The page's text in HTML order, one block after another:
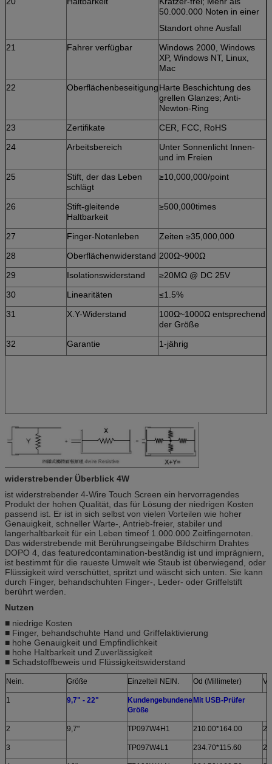
50.000.000 Noten in einer
Standort ohne Ausfall
21
Fahrer verfügbar
Windows 2000, Windows
XP, Windows NT, Linux,
Mac
22
OberflächenbeseitigungHarte Beschichtung des
grellen Glanzes; Anti-
Newton-Ring
23
Zertifikate
CER, FCC, RoHS
24
Arbeitsbereich
Unter Sonnenlicht Innen-
und im Freien
25
Stift, der das Leben
schlägt
≥10,000,000/point
26
Stift-gleitende
Haltbarkeit
≥500,000times
27 Finger-Notenleben
Zeiten ≥35,000,000
28
Oberflächenwiderstand 200Ω~900Ω
29
Isolationswiderstand
≥20MΩ @ DC 25V
30
Linearitäten
≤1.5%
31
X.Y-Widerstand
100Ω~1000Ω entsprechend
der Größe
32
Garantie 1-jährig
widerstrebender Überblick 4W
ist widerstrebender 4-Wire Touch Screen ein hervorragendes
Produkt der hohen Qualität, das für Lösung der niedrigen Kosten
passend ist. Er ist in sich selbst von vielen Vorteilen wie hoher
Genauigkeit, schneller Warte-, Antrieb-freier, stabiler und
langerhaltbarkeit für ein Leben timeof 1.000.000 Zeitfingernoten.
Das widerstrebende mit Berührungseingabe Bildschirm Drahtes
DOPO 4, das featuredcontamination-beständig ist und imprägniern,
ist bestimmt für die raueste Umwelt wie Staub ist überwiegend, oder
Flüssigkeit wird verschüttet, spritzt und wäscht sich unten. Sie kann
durch Finger, behandschuhten Finger-, Leder- oder Griffelstift
berührt werden.
Nutzen
■ niedrige Kosten
■ Finger, behandschuhte Hand und Griffelaktivierung
■ hohe Genauigkeit und Empfindlichkeit
■ hohe Haltbarkeit und Zuverlässigkeit
■ Schadstoffbeweis und Flüssigkeitswiderstand
Nein. Größe Einzelteil NEIN. Od (Millimeter)
1 9,7" - 22"
Kundengebundene
Größe
Mit USB-Prüfer
2 9,7" TP097W4H1 210.00*164.00
3 TP097W4L1 234.70*115.60